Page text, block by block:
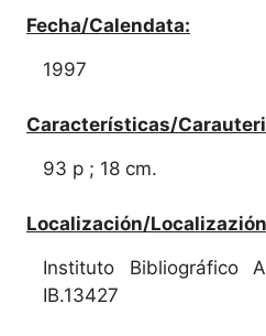
Fecha/Calendata:
1997
Características/
93 p ; 18 cm.
Localización/
Instituto Bibliográfico
IB.13427